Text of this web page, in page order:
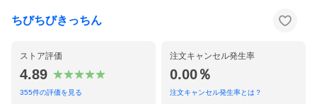
半袖だから、１枚で気軽に楽しめるワンピースになりました。
◆コーデの提案
付属のリボンでコーデを楽しむワンピースです。
・1枚ですずしくリラックスコーデ。
ちびちびきっちん
ストア評価
4.89
355件の評価を見る
注文キャンセル発生率
0.00％
注文キャンセル発生率とは？